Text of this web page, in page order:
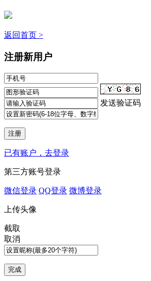
返回首页 >
注册新用户
发送验证码
已有账户，去登录
第三方账号登录
微信登录 QQ登录 微博登录
上传头像
截取
取消